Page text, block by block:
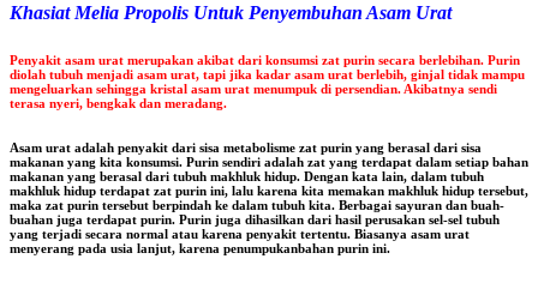
Khasiat Melia Propolis Untuk Penyembuhan Asam Urat
Penyakit asam urat merupakan akibat dari konsumsi zat purin secara berlebihan. Purin
diolah tubuh menjadi asam urat, tapi jika kadar asam urat berlebih, ginjal tidak mampu
mengeluarkan sehingga kristal asam urat menumpuk di persendian. Akibatnya sendi
terasa nyeri, bengkak dan meradang.
Asam urat adalah penyakit dari sisa metabolisme zat purin yang berasal dari sisa
makanan yang kita konsumsi. Purin sendiri adalah zat yang terdapat dalam setiap bahan
makanan yang berasal dari tubuh makhluk hidup. Dengan kata lain, dalam tubuh
makhluk hidup terdapat zat purin ini, lalu karena kita memakan makhluk hidup tersebut,
maka zat purin tersebut berpindah ke dalam tubuh kita. Berbagai sayuran dan buah-
buahan juga terdapat purin. Purin juga dihasilkan dari hasil perusakan sel-sel tubuh
yang terjadi secara normal atau karena penyakit tertentu. Biasanya asam urat
menyerang pada usia lanjut, karena penumpukanbahan purin ini.